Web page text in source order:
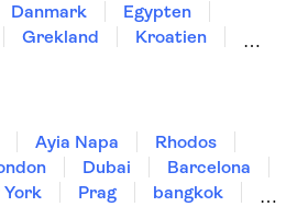
Danmark
Egypten
Grekland
Kroatien
Ayia Napa
Rhodos
Dubai
Barcelona
York Prag
bangkok